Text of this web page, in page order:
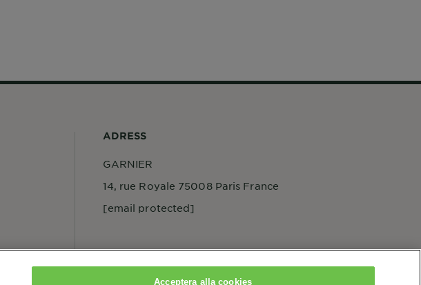
ADRESS
GARNIER
14, rue Royale 75008 Paris France
[email protected]
Acceptera alla cookies